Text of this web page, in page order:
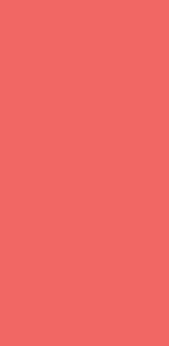
Le
d’un
nous
Par
la
En